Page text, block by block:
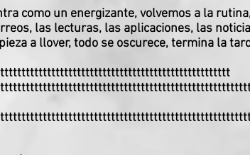
como un energizante, volvemos a la
las lecturas, las aplicaciones, las
a llover, todo se oscurece, termina la